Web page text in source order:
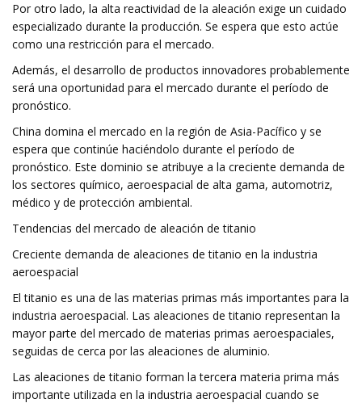
Por otro lado, la alta reactividad de la aleación exige un cuidado
especializado durante la producción. Se espera que esto actúe
como una restricción para el mercado.
Además, el desarrollo de productos innovadores probablemente
será una oportunidad para el mercado durante el período de
pronóstico.
China domina el mercado en la región de Asia-Pacífico y se
espera que continúe haciéndolo durante el período de
pronóstico. Este dominio se atribuye a la creciente demanda de
los sectores químico, aeroespacial de alta gama, automotriz,
médico y de protección ambiental.
Tendencias del mercado de aleación de titanio
Creciente demanda de aleaciones de titanio en la industria
aeroespacial
El titanio es una de las materias primas más importantes para la
industria aeroespacial. Las aleaciones de titanio representan la
mayor parte del mercado de materias primas aeroespaciales,
seguidas de cerca por las aleaciones de aluminio.
Las aleaciones de titanio forman la tercera materia prima más
importante utilizada en la industria aeroespacial cuando se